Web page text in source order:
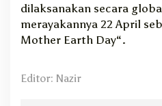
dilaksanakan secara
merayakannya 22 April
Mother Earth Day“.
Editor: Nazir